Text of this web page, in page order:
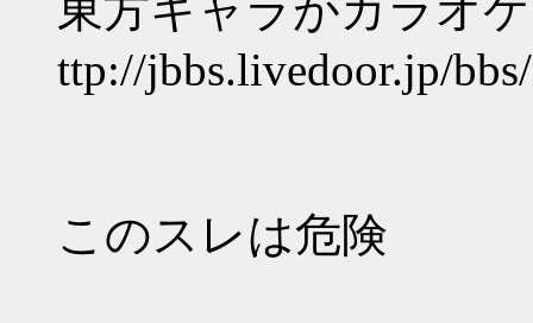
ttp://jbbs.livedoor.jp/
このスレは危険